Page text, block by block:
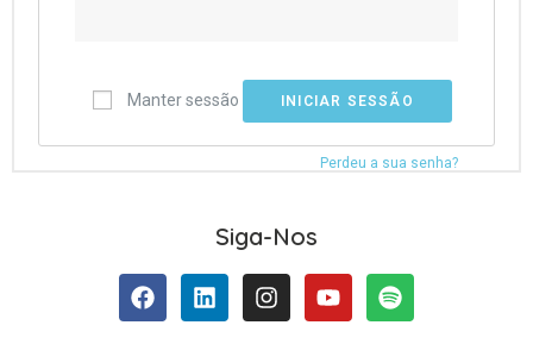
Manter sessão INICIAR SESSÃO
Perdeu a sua senha?
Siga-Nos